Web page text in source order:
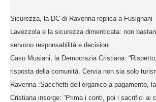
Sicurezza, la DC di Ravenna replica a Fusignani
Lavezzola e la sicurezza dimenticata: non
servono responsabilità e decisioni
Caso Musiani, la Democrazia Cristiana:
risposta della comunità. Cervia non sia solo
Ravenna :Sacchetti dell’organico a pagamento,
Cristiana insorge: “Prima i conti, poi i sacrifici ai